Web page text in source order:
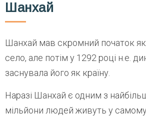
Шанхай
Шанхай мав скромний початок
село, але потім у 1292 році н.е.
заснувала його як країну.
Наразі Шанхай є одним з
мільйони людей живуть у самому